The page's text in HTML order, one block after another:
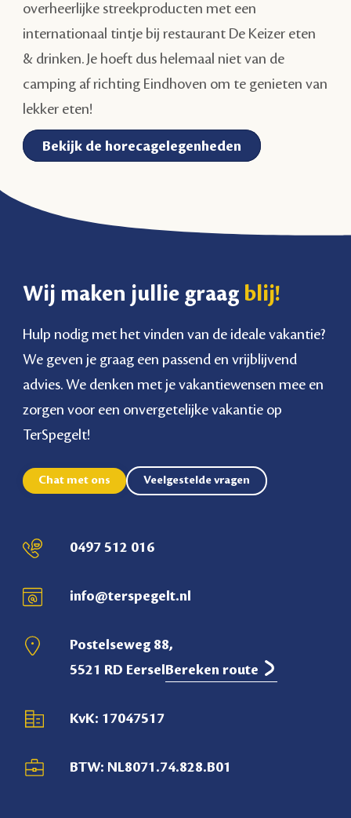
overheerlijke streekproducten met een
internationaal tintje bij restaurant De Keizer eten
& drinken. Je hoeft dus helemaal niet van de
camping af richting Eindhoven om te genieten van
lekker eten!
Bekijk de horecagelegenheden
Wij maken jullie graag blij!
Hulp nodig met het vinden van de ideale vakantie?
We geven je graag een passend en vrijblijvend
advies. We denken met je vakantiewensen mee en
zorgen voor een onvergetelijke vakantie op
TerSpegelt!
Chat met ons Veelgestelde vragen
0497 512 016
info@terspegelt.nl
Postelseweg 88,
5521 RD EerselBereken route
KvK: 17047517
BTW: NL8071.74.828.B01